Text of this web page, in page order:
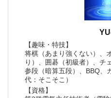
【趣味・特技】
将棋（あまり強くない）、
り）、囲碁（初級者）、チ
参段（暗算五段）、BBQ、
代：そこそこ）
【資格】